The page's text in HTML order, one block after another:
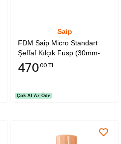
Saip
FDM Saip Micro Standart
Şeffaf Kılçık Fusp (30mm-
10.000 Adet)
47000 TL
Çok Al Az Öde